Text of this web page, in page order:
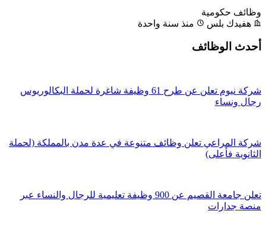
وظائف حكومية
هفيدك بلس
منذ سنة واحدة
أحدث الوظائف
شركة نيوم تعلن عن طرح 61 وظيفة شاغرة لحملة البكالوريوس
رجال ونساء
شركة المراعي تعلن وظائف متنوعة في عدة مدن بالمملكة (لحملة
الثانوية فأعلى)
تعلن جامعة القصيم عن 900 وظيفة تعليمية للرجال والنساء عبر
منصة جدارات